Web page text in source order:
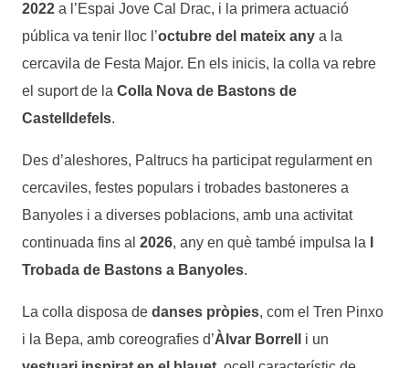
2022 a l’Espai Jove Cal Drac, i la primera actuació
pública va tenir lloc l’octubre del mateix any a la
cercavila de Festa Major. En els inicis, la colla va rebre
el suport de la Colla Nova de Bastons de
Castelldefels.
Des d’aleshores, Paltrucs ha participat regularment en
cercaviles, festes populars i trobades bastoneres a
Banyoles i a diverses poblacions, amb una activitat
continuada fins al 2026, any en què també impulsa la
Trobada de Bastons a Banyoles.
La colla disposa de danses pròpies, com el Tren Pinxo
i la Bepa, amb coreografies d’Àlvar Borrell
i un